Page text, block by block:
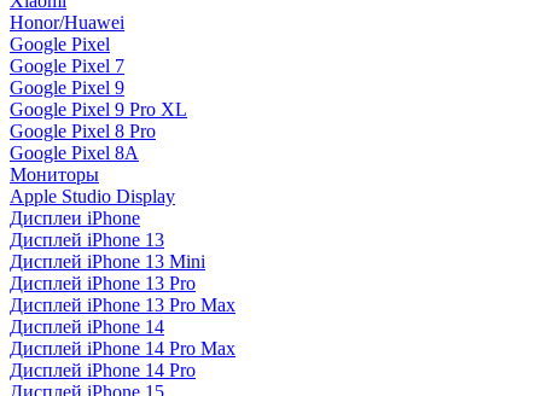
Honor/Huawei
Google Pixel
Google Pixel 7
Google Pixel 9
Google Pixel 9 Pro XL
Google Pixel 8 Pro
Google Pixel 8A
Мониторы
Apple Studio Display
Дисплеи iPhone
Дисплей iPhone 13
Дисплей iPhone 13 Mini
Дисплей iPhone 13 Pro
Дисплей iPhone 13 Pro Max
Дисплей iPhone 14
Дисплей iPhone 14 Pro Max
Дисплей iPhone 14 Pro
Дисплей iPhone 15